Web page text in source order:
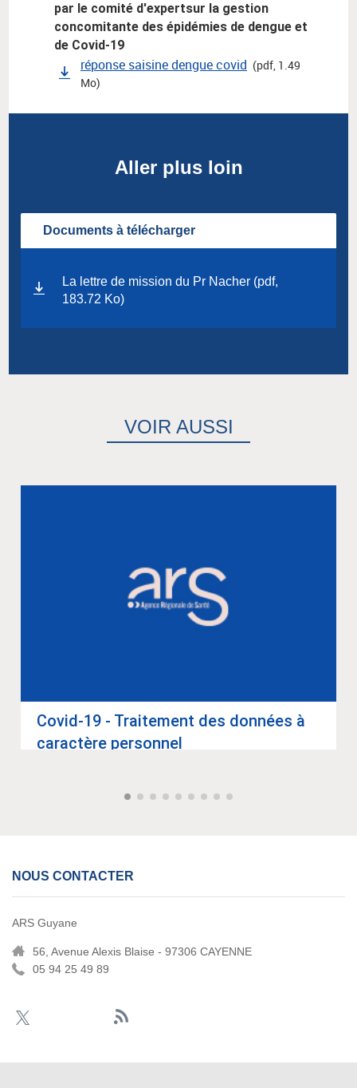
par le comité d'expertsur la gestion
concomitante des épidémies de dengue et
de Covid-19
réponse saisine dengue covid (pdf, 1.49
Mo)
Aller plus loin
Documents à télécharger
La lettre de mission du Pr Nacher (pdf,
183.72 Ko)
VOIR AUSSI
Covid-19 - Trai­te­ment des don­nées à
carac­tère per­son­nel
NOUS CONTACTER
ARS Guyane
56, Avenue Alexis Blaise - 97306 CAYENNE
05 94 25 49 89